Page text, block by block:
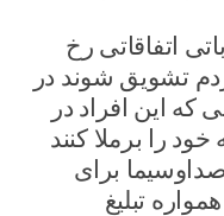
اتفاقاتی رخ
تشویق شوند در
که این افراد در
را برملا کنند
برای
تبلیغ